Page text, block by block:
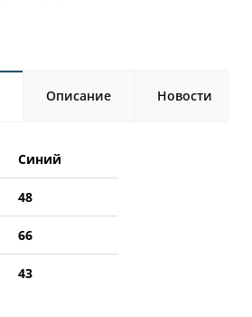
Описание Новости
Синий
48
66
43